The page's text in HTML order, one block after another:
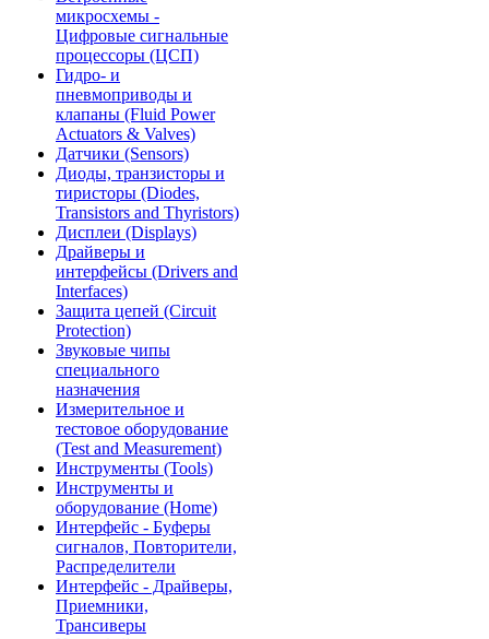
микросхемы -
Цифровые сигнальные
процессоры (ЦСП)
Гидро- и
пневмоприводы и
клапаны (Fluid Power
Actuators & Valves)
Датчики (Sensors)
Диоды, транзисторы и
тиристоры (Diodes,
Transistors and Thyristors)
Дисплеи (Displays)
Драйверы и
интерфейсы (Drivers and
Interfaces)
Защита цепей (Circuit
Protection)
Звуковые чипы
специального
назначения
Измерительное и
тестовое оборудование
(Test and Measurement)
Инструменты (Tools)
Инструменты и
оборудование (Home)
Интерфейс - Буферы
сигналов, Повторители,
Распределители
Интерфейс - Драйверы,
Приемники,
Трансиверы